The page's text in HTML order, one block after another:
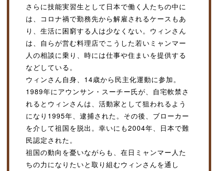
さらに技能実習生として日本で働く人たちの中に
は、コロナ禍で勤務先から解雇されるケースもあ
り、生活に困窮する人は少なくない。ウィンさん
は、自らが営む料理店でこうした若いミャンマー
人の相談に乗り、時には仕事や住まいを提供する
などしている。
ウィンさん自身、14歳から民主化運動に参加。
1989年にアウンサン・スーチー氏が、自宅軟禁さ
れるとウィンさんは、活動家として狙われるよう
になり1995年、逮捕された。その後、ブローカー
を介して祖国を脱出。幸いにも2004年、日本で難
民認定された。
祖国の動向を憂いながらも、在日ミャンマー人た
ちの力になりたいと取り組むウィンさんを通し